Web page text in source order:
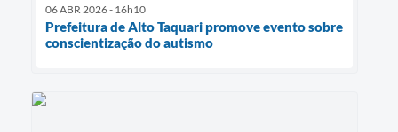
06 ABR 2026 - 16h10
Prefeitura de Alto Taquari promove evento sobre
conscientização do autismo